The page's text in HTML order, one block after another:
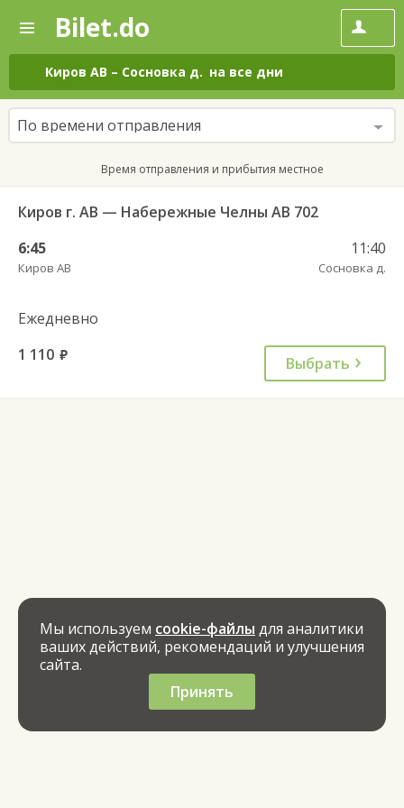
—
Поиск
и
покупка
билетов
на
автобус
онлайн
Bilet.do
Киров АВ – Сосновка д. на все дни
По времени отправления
Время отправления и прибытия местное
Киров г. АВ — Набережные Челны АВ 702
6:45
Киров АВ
11:40
Сосновка д.
Ежедневно
1 110 руб. Выбрать
Мы используем cookie-файлы для аналитики
ваших действий, рекомендаций и улучшения
сайта.
Принять